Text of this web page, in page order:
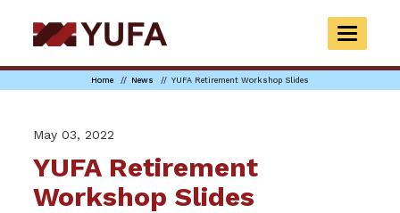
to
main
TOGGLE
Home News YUFA Retirement Workshop Slides
May 03, 2022
YUFA Retirement
Workshop Slides